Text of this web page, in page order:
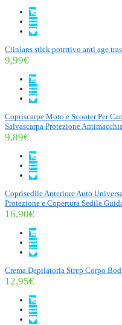
Clinians stick potrttivo anti age
9,99€
Copriscarpe Moto e Scooter Per
Salvascarpa Protezione
9,89€
Coprisedile Anteriore Auto
Protezione e Copertura Sedile
16,90€
Crema Depilatoria Strep Corpo
12,95€